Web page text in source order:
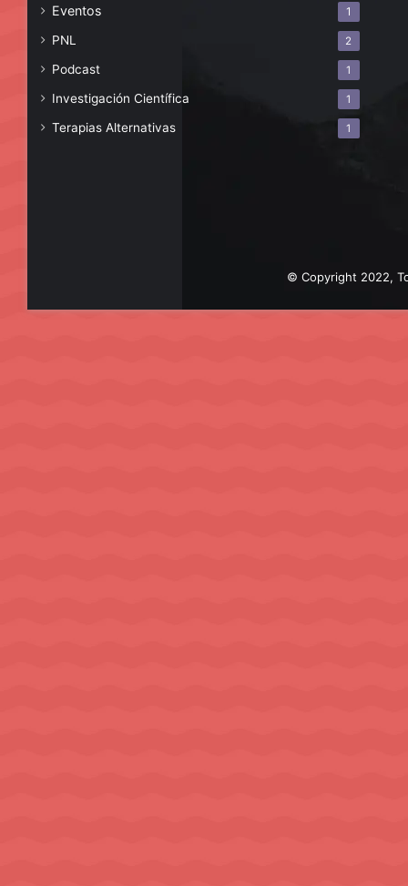
Eventos 1
PNL 2
Podcast 1
Investigación Científica 1
Terapias Alternativas 1
© Copyright 2022,